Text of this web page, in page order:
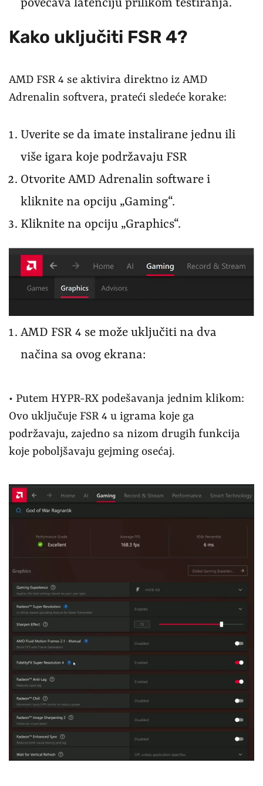
povećava latenciju prilikom testiranja.
Kako uključiti FSR 4?
AMD FSR 4 se aktivira direktno iz AMD
Adrenalin softvera, prateći sledeće korake:
Uverite se da imate instalirane jednu ili
više igara koje podržavaju FSR
Otvorite AMD Adrenalin software i
kliknite na opciju „Gaming“.
Kliknite na opciju „Graphics“.
AMD FSR 4 se može uključiti na dva
načina sa ovog ekrana:
• Putem HYPR-RX podešavanja jednim klikom:
Ovo uključuje FSR 4 u igrama koje ga
podržavaju, zajedno sa nizom drugih funkcija
koje poboljšavaju gejming osećaj.